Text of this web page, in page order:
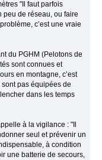
"Il faut parfois
peu de réseau, ou faire
c’est une vraie
du PGHM (Pelotons de
sont connues et
en montagne, c’est
pas équipées de
dans les temps
à la vigilance : "Il
seul et prévenir un
à condition
une batterie de secours,